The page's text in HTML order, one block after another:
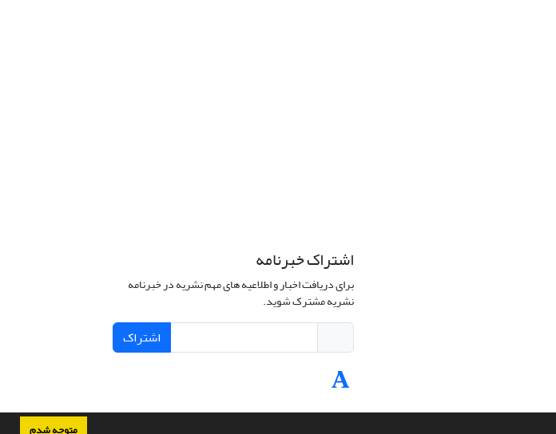
اشتراک خبرنامه
برای دریافت اخبار و اطلاعیه های مهم نشریه در خبرنامه
نشریه مشترک شوید.
اشتراک